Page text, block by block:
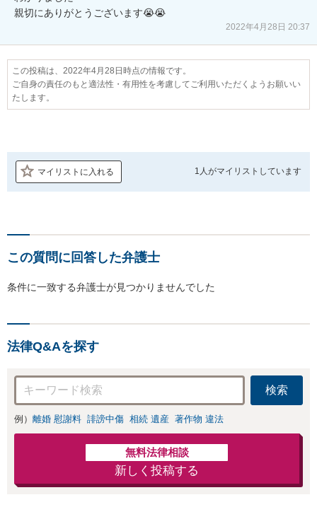
親切にありがとうございます😭😭
2022年4月28日 20:37
この投稿は、2022年4月28日時点の情報です。
ご自身の責任のもと適法性・有用性を考慮してご利用いただくようお願いい
たします。
マイリストに入れる 1人がマイリストしています
この質問に回答した弁護士
条件に一致する弁護士が見つかりませんでした
法律Q&Aを探す
検索
例） 離婚 慰謝料 誹謗中傷 相続 遺産 著作物 違法
無料法律相談
新しく投稿する